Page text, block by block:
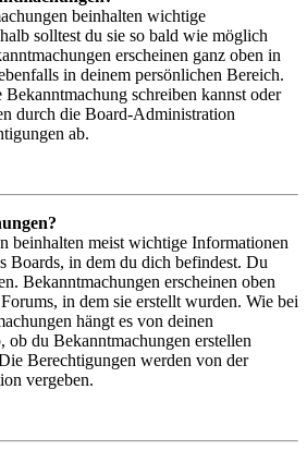
beinhalten wichtige
solltest du sie so bald wie möglich
erscheinen ganz oben in
in deinem persönlichen Bereich.
schreiben kannst oder
durch die Board-Administration
ab.
beinhalten meist wichtige Informationen
Boards, in dem du dich befindest. Du
Bekanntmachungen erscheinen oben
in dem sie erstellt wurden. Wie bei
hängt es von deinen
ob du Bekanntmachungen erstellen
Berechtigungen werden von der
vergeben.